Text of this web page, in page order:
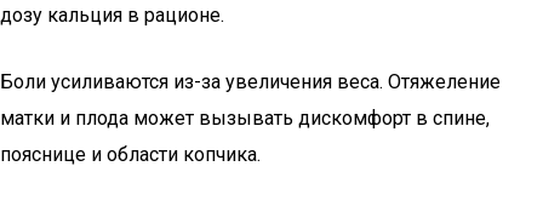
дозу кальция в рационе.
Боли усиливаются из-за увеличения веса. Отяжеление
матки и плода может вызывать дискомфорт в спине,
пояснице и области копчика.